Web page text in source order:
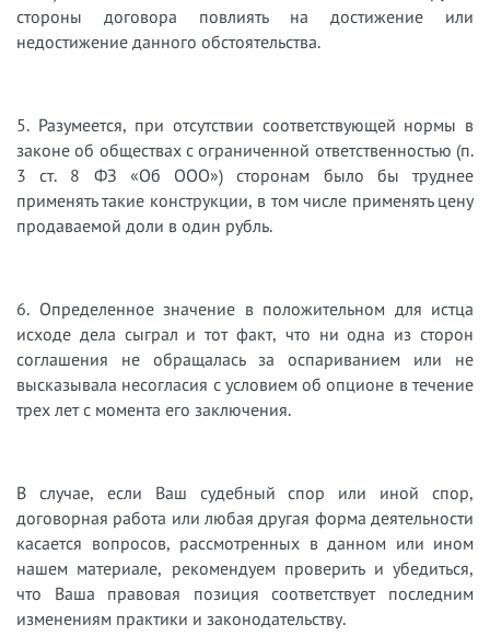
стороны договора повлиять на достижение или
недостижение данного обстоятельства.
5. Разумеется, при отсутствии соответствующей нормы в
законе об обществах с ограниченной ответственностью (п.
3 ст. 8 ФЗ «Об ООО») сторонам было бы труднее
применять такие конструкции, в том числе применять цену
продаваемой доли в один рубль.
6. Определенное значение в положительном для истца
исходе дела сыграл и тот факт, что ни одна из сторон
соглашения не обращалась за оспариванием или не
высказывала несогласия с условием об опционе в течение
трех лет с момента его заключения.
В случае, если Ваш судебный спор или иной спор,
договорная работа или любая другая форма деятельности
касается вопросов, рассмотренных в данном или ином
нашем материале, рекомендуем проверить и убедиться,
что Ваша правовая позиция соответствует последним
изменениям практики и законодательству.